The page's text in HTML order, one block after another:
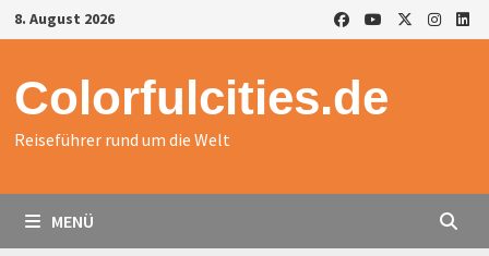
Zurück
zum
8. August 2026
Colorfulcities.de
Reiseführer rund um die Welt
MENÜ